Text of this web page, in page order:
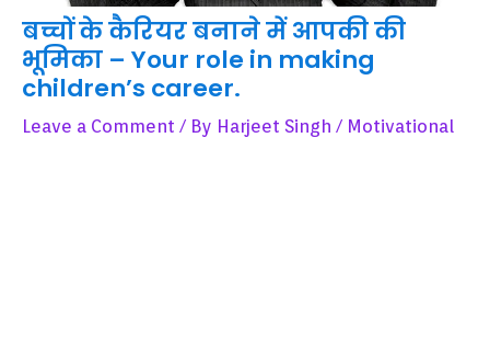
बच्चों के कैरियर बनाने में आपकी की
भूमिका – Your role in making
children’s career.
Leave a Comment / By Harjeet Singh / Motivational